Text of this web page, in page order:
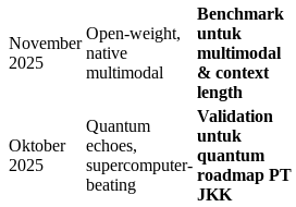
November
2025
Open-weight,
native
multimodal
Benchmark
untuk
multimodal
& context
length
Oktober
2025
Quantum
echoes,
supercomputer-
beating
Validation
untuk
quantum
roadmap PT
JKK